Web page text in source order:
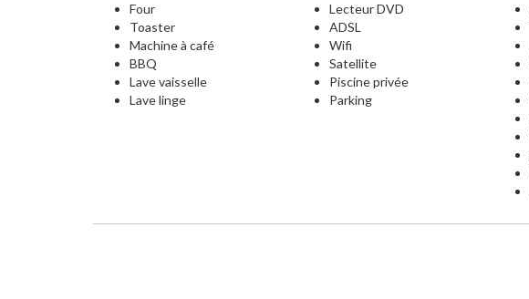
Four
Toaster
Machine à café
BBQ
Lave vaisselle
Lave linge
Lecteur DVD
ADSL
Wifi
Satellite
Piscine privée
Parking